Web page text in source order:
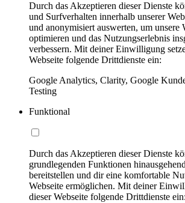
Durch das Akzeptieren dieser Dienste
und Surfverhalten innerhalb unserer
und anonymisiert auswerten, um unsere
optimieren und das Nutzungserlebnis
verbessern. Mit deiner Einwilligung
Webseite folgende Drittdienste ein:
Google Analytics, Clarity, Google
Testing
Funktional
Durch das Akzeptieren dieser Dienste
grundlegenden Funktionen
bereitstellen und dir eine komfortable
Webseite ermöglichen. Mit deiner
dieser Webseite folgende Drittdienste ein: